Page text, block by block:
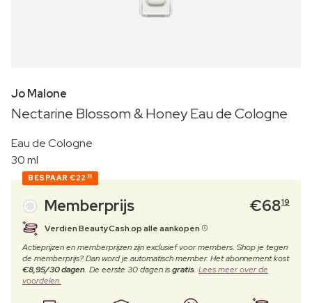
Jo Malone
Nectarine Blossom & Honey Eau de Cologne
Eau de Cologne
30 ml
BESPAAR €22 80
Memberprijs €6819
Verdien BeautyCash op alle aankopen
Actieprijzen en memberprijzen zijn exclusief voor members. Shop je tegen
de memberprijs? Dan word je automatisch member. Het abonnement kost
€8,95/30 dagen. De eerste 30 dagen isgratis. Lees meer over de
voordelen.